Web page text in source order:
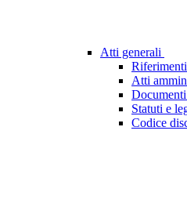
Atti generali
Atti
Statuti e
Codice